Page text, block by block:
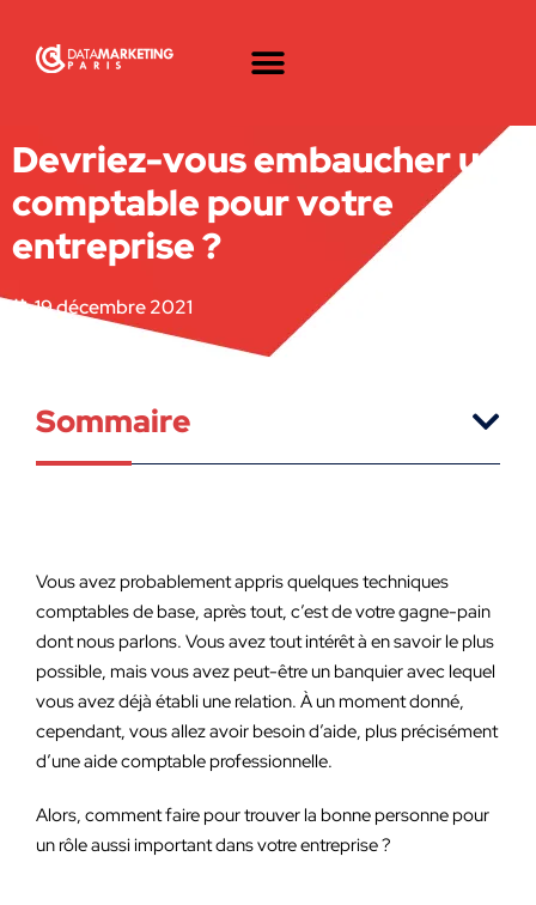
Devriez-vous embaucher un
comptable pour votre
entreprise ?
19 décembre 2021
Sommaire
Vous avez probablement appris quelques techniques
comptables de base, après tout, c’est de votre gagne-pain
dont nous parlons. Vous avez tout intérêt à en savoir le plus
possible, mais vous avez peut-être un banquier avec lequel
vous avez déjà établi une relation. À un moment donné,
cependant, vous allez avoir besoin d’aide, plus précisément
d’une aide comptable professionnelle.
Alors, comment faire pour trouver la bonne personne pour
un rôle aussi important dans votre entreprise ?